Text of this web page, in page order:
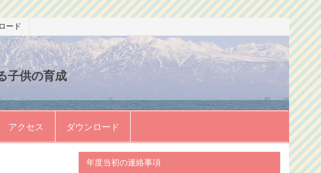
ード
校
子供の育成
アクセス ダウンロード
年度当初の連絡事項